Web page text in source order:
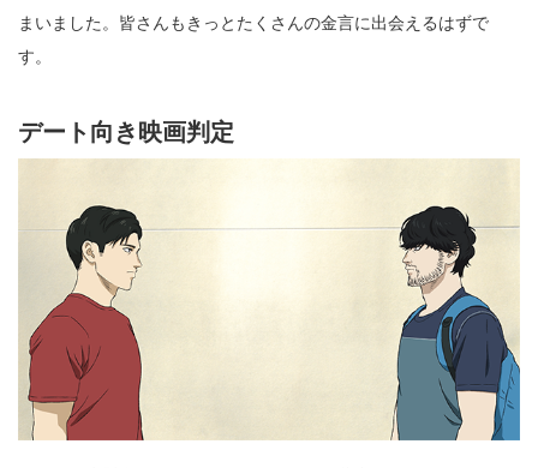
まいました。皆さんもきっとたくさんの金言に出会えるはずで
す。
デート向き映画判定